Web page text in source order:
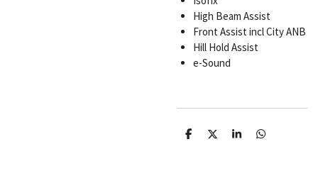
High Beam Assist
Front Assist incl City ANB
Hill Hold Assist
e-Sound
P
P
P
P